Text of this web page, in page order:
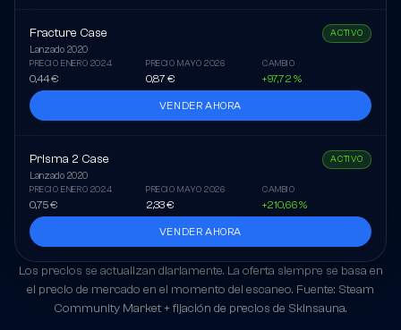
Fracture Case
Lanzado 2020
ACTIVO
PRECIO ENERO 2024
0,44 €
PRECIO MAYO 2026
0,87 €
CAMBIO
+97,72 %
VENDER AHORA
Prisma 2 Case
Lanzado 2020
ACTIVO
PRECIO ENERO 2024
0,75 €
PRECIO MAYO 2026
2,33 €
CAMBIO
+210,66 %
VENDER AHORA
Los precios se actualizan diariamente. La oferta siempre se basa en
el precio de mercado en el momento del escaneo. Fuente: Steam
Community Market + fijación de precios de Skinsauna.